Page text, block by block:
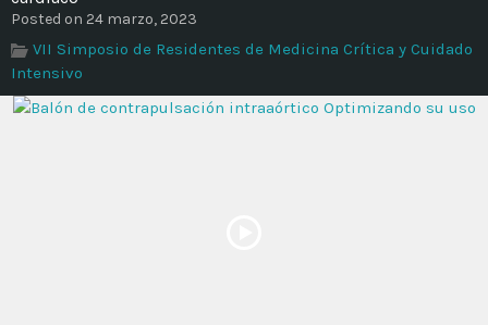
Time
Posted on 24 marzo, 2023
VII Simposio de Residentes de Medicina Crítica y Cuidado
Intensivo